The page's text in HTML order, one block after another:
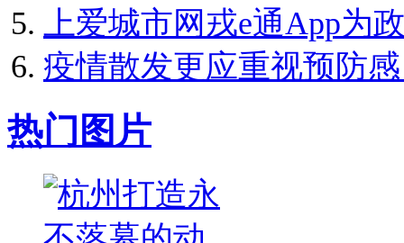
上爱城市网戎e通App为
疫情散发更应重视预防
热门图片